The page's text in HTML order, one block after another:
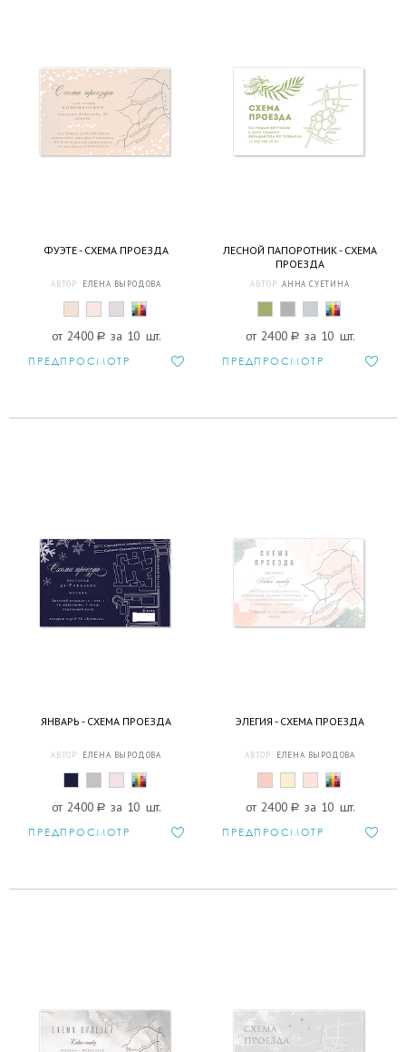
ФУЭТЕ - СХЕМА ПРОЕЗДА
АВТОР: ЕЛЕНА ВЫРОДОВА
от 2400 a за 10 шт.
ПРЕДПРОСМОТР
ЛЕСНОЙ ПАПОРОТНИК - СХЕМА
ПРОЕЗДА
АВТОР: АННА СУЕТИНА
от 2400 a за 10 шт.
ПРЕДПРОСМОТР
ЯНВАРЬ - СХЕМА ПРОЕЗДА
АВТОР: ЕЛЕНА ВЫРОДОВА
от 2400 a за 10 шт.
ПРЕДПРОСМОТР
ЭЛЕГИЯ - СХЕМА ПРОЕЗДА
АВТОР: ЕЛЕНА ВЫРОДОВА
от 2400 a за 10 шт.
ПРЕДПРОСМОТР